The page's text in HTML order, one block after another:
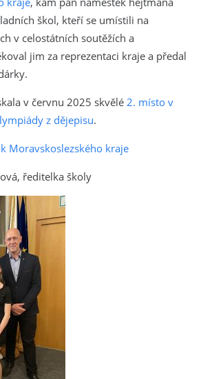
škol, kteří se umístili na
v celostátních soutěžích a
jim za reprezentaci kraje a předal
v červnu 2025 skvělé 2. místo v
z dějepisu.
Moravskoslezského kraje
ředitelka školy